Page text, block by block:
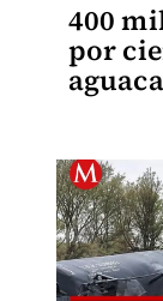
400
por